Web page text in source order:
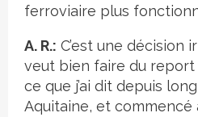
ferroviaire plus
A. R.: C’est une décision
veut bien faire du
ce que j’ai dit depuis
Aquitaine, et commencé